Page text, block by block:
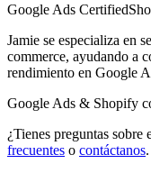
Google Ads Certified
Jamie se especializa en
commerce, ayudando a
rendimiento en Google
Google Ads & Shopify
¿Tienes preguntas sobre
frecuentes o contáctanos.